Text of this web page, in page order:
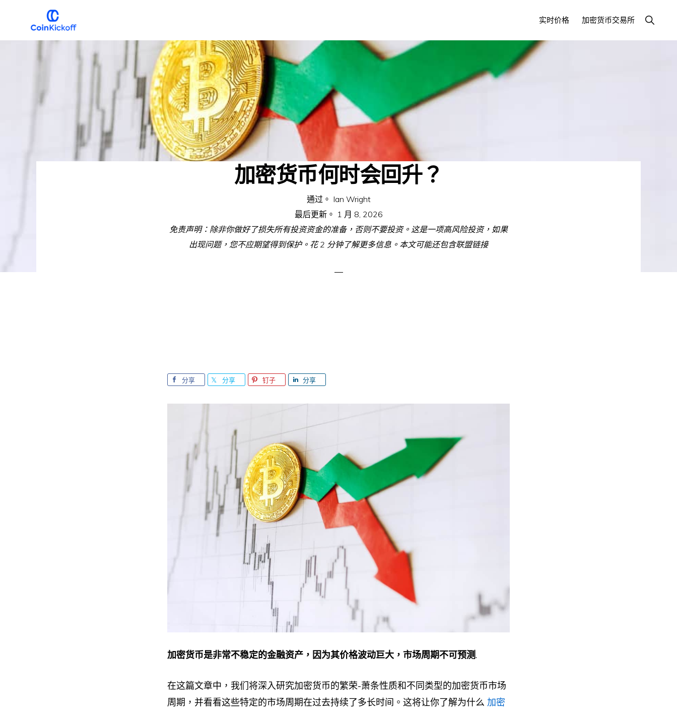
主
主
COIN
实时价格 加密货币交易所 显
示
索
加密货币何时会回升？
通过。 Ian Wright
最后更新。 1 月 8, 2026
免责声明：除非你做好了损失所有投资资金的准备，否则不要投资。这是一项高风险投资，如果
出现问题，您不应期望得到保护。花 2 分钟了解更多信息。本文可能还包含联盟链接
分享 分享 钉子 分享
加密货币是非常不稳定的金融资产，因为其价格波动巨大，市场周期不可预测.
在这篇文章中，我们将深入研究加密货币的繁荣-萧条性质和不同类型的加密货币市场
周期，并看看这些特定的市场周期在过去持续了多长时间。这将让你了解为什么 加密